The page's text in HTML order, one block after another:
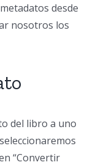
desde
nosotros los
del libro a uno
“Convertir